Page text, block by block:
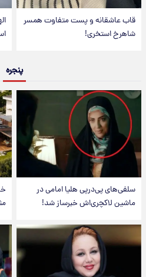
قاب عاشقانه و پست متفاوت همسر
شاهرخ استخری!
پنجره
سلفی‌های پی‌درپی هلیا امامی در
ماشین لاکچری‌اش خبرساز شد!